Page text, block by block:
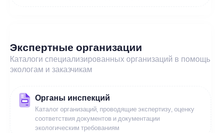
Экспертные организации
Каталоги специализированных организаций в помощь
экологам и заказчикам
Органы инспекций
Каталог организаций, проводящие экспертизу, оценку
соответствия документов и документации
экологическим требованиям